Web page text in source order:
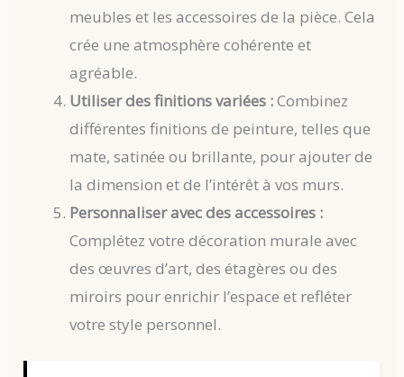
meubles et les accessoires de la pièce. Cela
crée une atmosphère cohérente et
agréable.
Utiliser des finitions variées :Combinez
différentes finitions de peinture, telles que
mate, satinée ou brillante, pour ajouter de
la dimension et de l’intérêt à vos murs.
Personnaliser avec des accessoires :
Complétez votre décoration murale avec
des œuvres d’art, des étagères ou des
miroirs pour enrichir l’espace et refléter
votre style personnel.